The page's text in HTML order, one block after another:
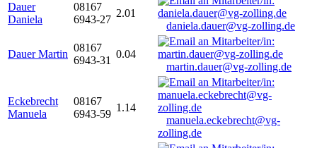
Dauer
Daniela
08167
6943-27
2.01
daniela.dauer@vg-zolling.de
Dauer Martin
08167
6943-31
0.04
martin.dauer@vg-zolling.de
Eckebrecht
Manuela
08167
6943-59
1.14
manuela.eckebrecht@vg-
zolling.de